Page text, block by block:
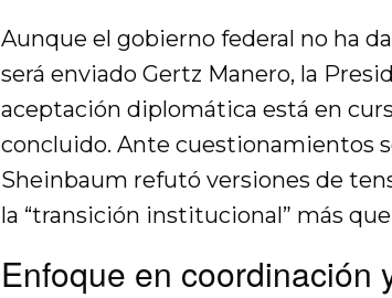
Aunque el gobierno federal no ha
será enviado Gertz Manero, la
aceptación diplomática está en
concluido. Ante cuestionamientos
Sheinbaum refutó versiones de
la “transición institucional” más
Enfoque en coordinación